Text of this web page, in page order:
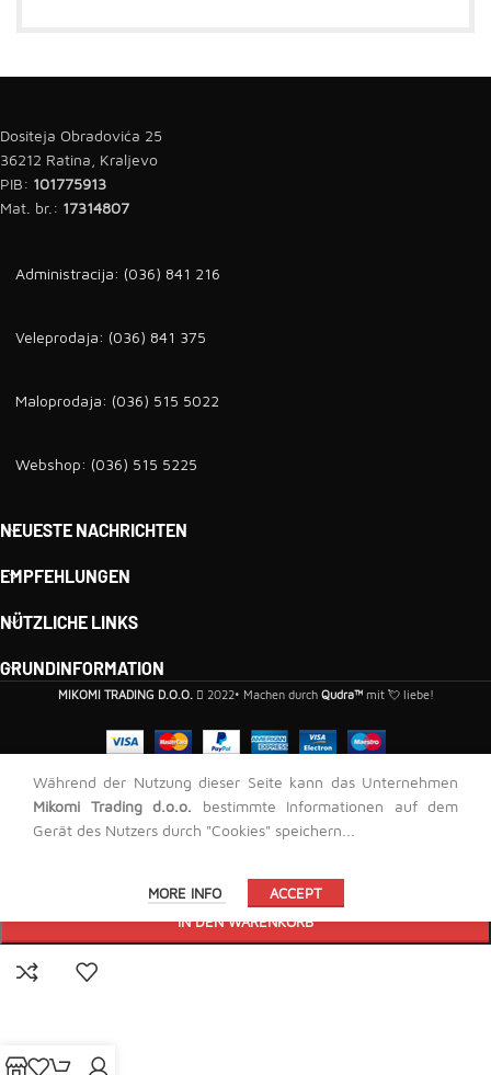
Dositeja Obradovića 25
36212 Ratina, Kraljevo
PIB: 101775913
Mat. br.: 17314807
Administracija: (036) 841 216
Veleprodaja: (036) 841 375
Maloprodaja: (036) 515 5022
Webshop: (036) 515 5225
NEUESTE NACHRICHTEN
EMPFEHLUNGEN
NÜTZLICHE LINKS
GRUNDINFORMATION
MIKOMI TRADING D.O.O. 2022• Machen durch Qudra™mit 💘 liebe!
Während der Nutzung dieser Seite kann das Unternehmen
Mikomi Trading d.o.o. bestimmte Informationen auf dem
Gerät des Nutzers durch "Cookies" speichern...
MORE INFO ACCEPT
PVC-Endkappe für LED-Profil CAK 02 (Rechts) – Silber
405,00 RSD
IN DEN WARENKORB